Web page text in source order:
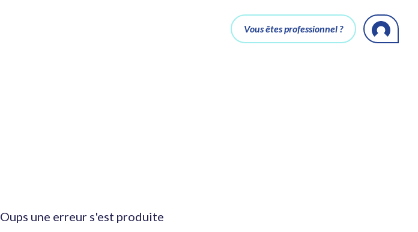
Vous êtes professionnel ?
Oups une erreur s'est produite